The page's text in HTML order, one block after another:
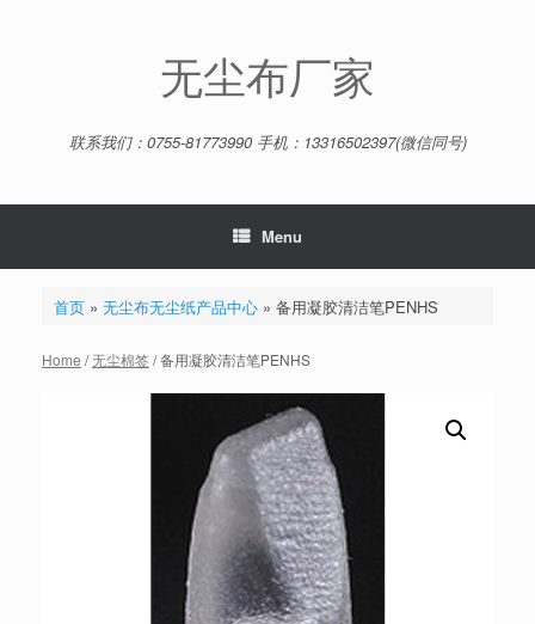
无尘布厂家
联系我们：0755-81773990 手机：13316502397(微信同号)
Menu
首页» 无尘布无尘纸产品中心» 备用凝胶清洁笔PENHS
Home /无尘棉签/ 备用凝胶清洁笔PENHS